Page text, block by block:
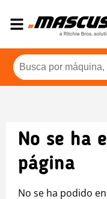
No se ha
página
No se ha podido